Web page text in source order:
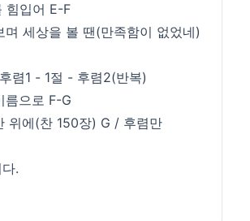
힘입어 E-F
며 세상을 볼 땐(만족함이 없었네)
렴1 - 1절 - 후렴2(반복)
름으로 F-G
위에(찬 150장) G / 후렴만
.